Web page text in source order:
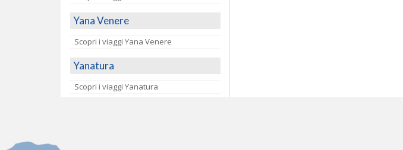
Yana Venere
Scopri i viaggi Yana Venere
Yanatura
Scopri i viaggi Yanatura